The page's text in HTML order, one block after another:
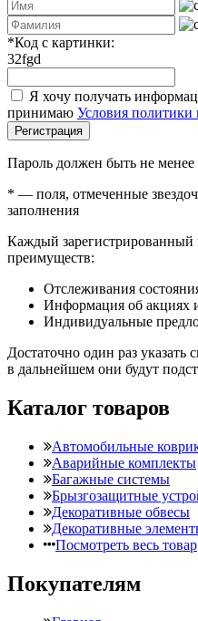
*Код с картинки:
32fgd
Я хочу получать
принимаю Условия политики
Регистрация
Пароль должен быть не
* — поля, отмеченные
заполнения
Каждый зарегистрированный
преимуществ:
Отслеживания
Информация об акциях
Индивидуальные
Достаточно один раз
в дальнейшем они будут
Каталог товаров
Автомобильные
Аварийные комплекты
Багажные системы
Брызгозащитные
Декоративные обвесы
Декоративные
Посмотреть весь товар
Покупателям